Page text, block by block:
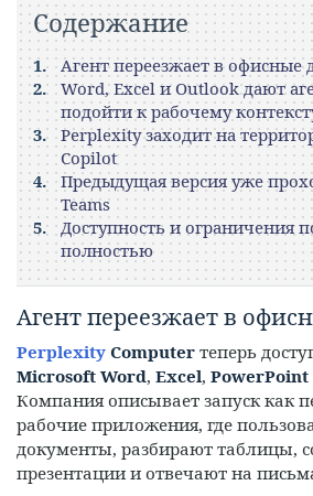
Содержание
Агент переезжает в офисные
Word, Excel и Outlook дают
подойти к рабочему
Perplexity заходит на
Copilot
Предыдущая версия уже
Teams
Доступность и ограничения
полностью
Агент переезжает в
Perplexity Computer теперь
Microsoft Word, Excel, PowerPoint
Компания описывает запуск как
рабочие приложения, где
документы, разбирают таблицы,
презентации и отвечают на